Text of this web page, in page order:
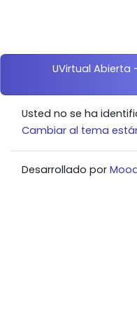
BloquesUVirtual Abierta
Usted no se ha
Cambiar al tema
Desarrollado por